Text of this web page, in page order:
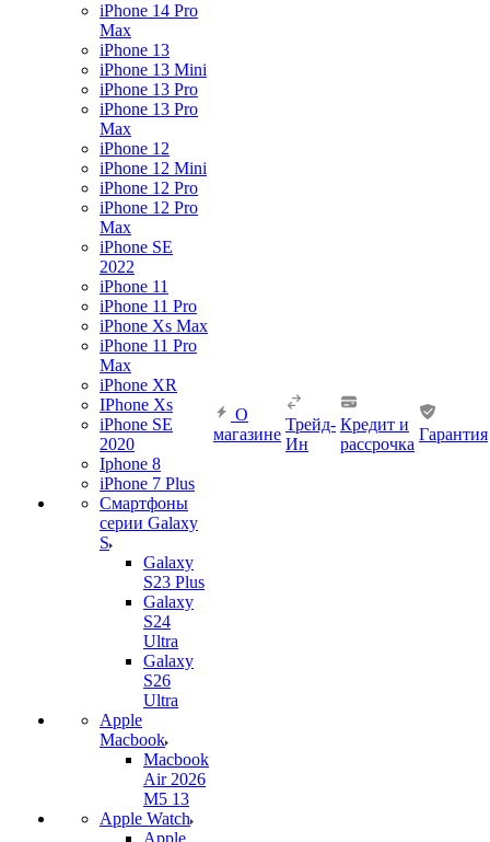
iPhone 14 Pro
Max
iPhone 13
iPhone 13 Mini
iPhone 13 Pro
iPhone 13 Pro
Max
iPhone 12
iPhone 12 Mini
iPhone 12 Pro
iPhone 12 Pro
Max
iPhone SE
2022
iPhone 11
iPhone 11 Pro
iPhone Xs Max
iPhone 11 Pro
Max
iPhone XR
IPhone Xs
iPhone SE
2020
Iphone 8
iPhone 7 Plus
Смартфоны
серии Galaxy
S
Galaxy
S23 Plus
Galaxy
S24
Ultra
Galaxy
S26
Ultra
Apple
Macbook
Macbook
Air 2026
M5 13
Apple Watch
Apple
О
магазине
Трейд-
Ин
Кредит и
рассрочка
Гарантия